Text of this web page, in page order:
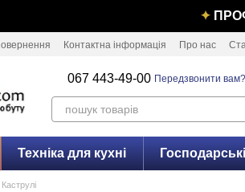
✦
Контактна інформація Про нас
067 443-49-00 Передзвонити вам?
Техніка для кухні
Каструлі